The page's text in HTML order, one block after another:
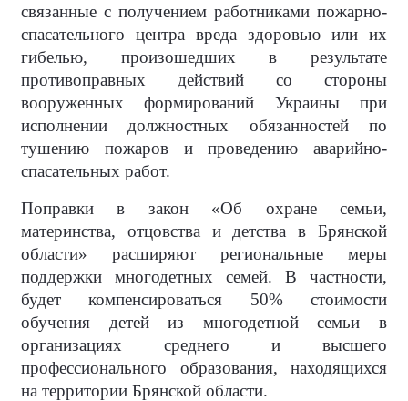
связанные с получением работниками пожарно-
спасательного центра вреда здоровью или их
гибелью, произошедших в результате
противоправных действий со стороны
вооруженных формирований Украины при
исполнении должностных обязанностей по
тушению пожаров и проведению аварийно-
спасательных работ.
Поправки в закон «Об охране семьи,
материнства, отцовства и детства в Брянской
области» расширяют региональные меры
поддержки многодетных семей. В частности,
будет компенсироваться 50% стоимости
обучения детей из многодетной семьи в
организациях среднего и высшего
профессионального образования, находящихся
на территории Брянской области.